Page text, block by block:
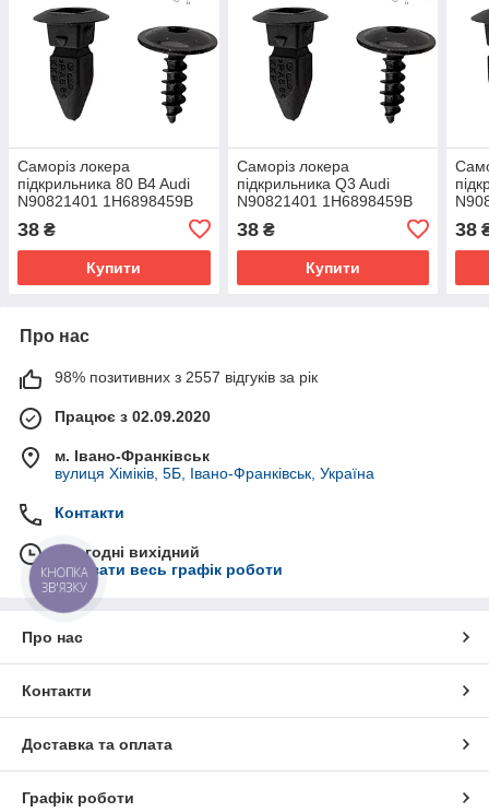
Саморіз локера
підкрильника 80 B4 Audi
N90821401 1H6898459B
38 ₴
Купити
Саморіз локера
підкрильника Q3 Audi
N90821401 1H6898459B
38₴
Купити
38
Про нас
98% позитивних з 2557 відгуків за рік
Працює з 02.09.2020
м. Івано-Франківськ
вулиця Хіміків, 5Б, Івано-Франківськ, Україна
Контакти
Сьогодні вихідний
Показати весь графік роботи
Про нас
Контакти
Доставка та оплата
Графік роботи
КНОПКА
ЗВ'ЯЗКУ